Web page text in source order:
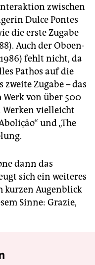
zwischen
Dulce Pontes
die erste Zugabe
Auch der Oboen-
fehlt nicht, da
Pathos auf die
Zugabe – das
Werk von über 500
Werken vielleicht
und „The
dann das
sich ein weiteres
kurzen Augenblick
Sinne: Grazie,